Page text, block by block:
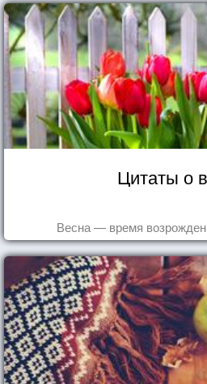
Цитаты о
Весна — время